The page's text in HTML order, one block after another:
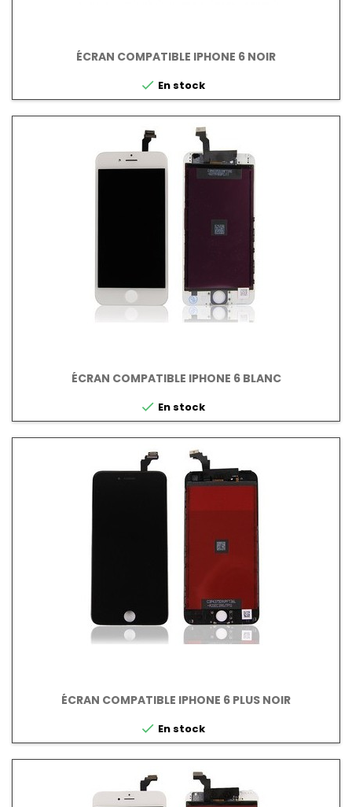
ÉCRAN COMPATIBLE IPHONE 6 NOIR
 En stock
ÉCRAN COMPATIBLE IPHONE 6 BLANC
 En stock
ÉCRAN COMPATIBLE IPHONE 6 PLUS NOIR
 En stock